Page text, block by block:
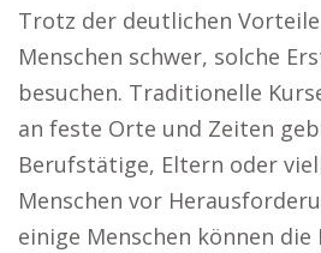
Trotz der deutlichen
Menschen schwer, solche
besuchen. Traditionelle
an feste Orte und Zeiten
Berufstätige, Eltern oder
Menschen vor
einige Menschen können